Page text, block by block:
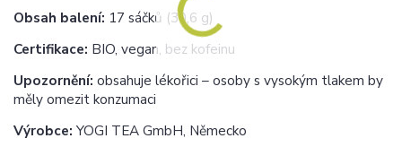
Obsah balení: 17 sáčků (30,6 g)
Certifikace: BIO, vegan, bez kofeinu
Upozornění: obsahuje lékořici – osoby s vysokým tlakem by
měly omezit konzumaci
Výrobce: YOGI TEA GmbH, Německo